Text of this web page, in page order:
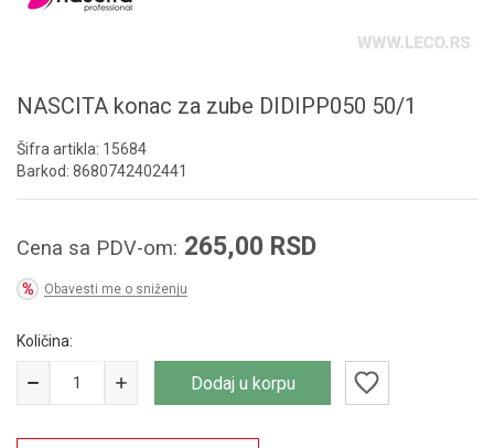
NASCITA konac za zube DIDIPP050 50/1
Šifra artikla: 15684
Barkod: 8680742402441
Cena sa PDV-om: 265,00 RSD
Obavesti me o sniženju
Količina:
Dodaj u korpu